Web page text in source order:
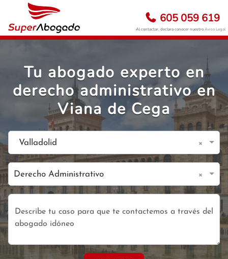
605 059 619
Al contactar, declara conocer nuestroAviso Legal
Tu abogado experto en
derecho administrativo en
Viana de Cega
Valladolid ×
Derecho Administrativo ×